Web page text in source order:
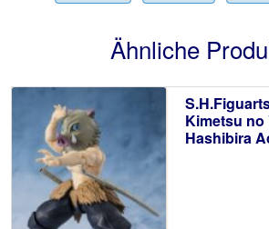
Ähnliche
Kimetsu no
Hashibira